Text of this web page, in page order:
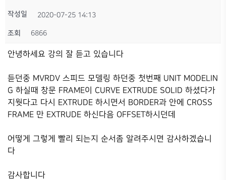
작성일 2020-07-25 14:13
조회 6866
안녕하세요 강의 잘 듣고 있습니다
듣던중 MVRDV 스피드 모델링 하던중 첫번째 UNIT MODELIN
G 하실때 창문 FRAME이 CURVE EXTRUDE SOLID 하셨다가
지웟다고 다시 EXTRUDE 하시면서 BORDER과 안에 CROSS
FRAME 만 EXTRUDE 하신다음 OFFSET하시던데
어떻게 그렇게 빨리 되는지 순서좀 알려주시면 감사하겠습니
다
감사합니다